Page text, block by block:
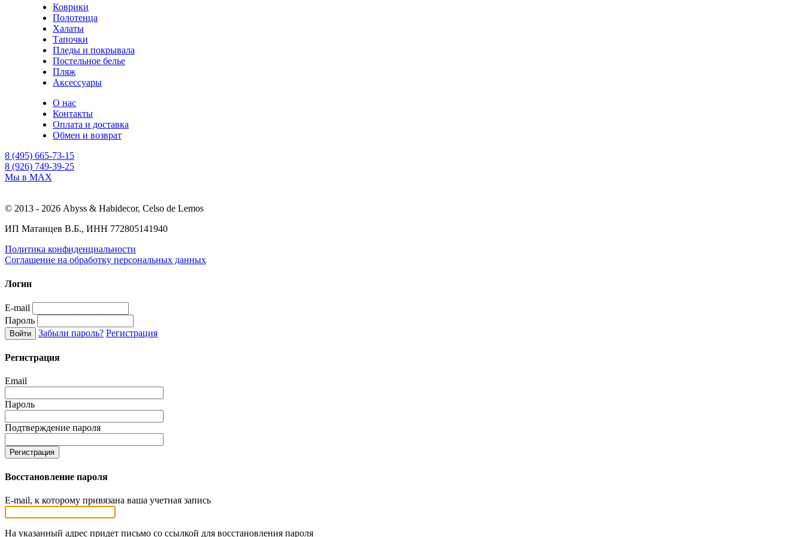
Коврики
Полотенца
Халаты
Тапочки
Пледы и покрывала
Постельное белье
Пляж
Аксессуары
О нас
Контакты
Оплата и доставка
Обмен и возврат
8 (495) 665-73-15
8 (926) 749-39-25
Мы в MAX
© 2013 - 2026 Abyss & Habidecor, Celso de Lemos
ИП Матанцев В.Б., ИНН 772805141940
Политика конфиденциальности
Соглашение на обработку персональных данных
Логин
E-mail
Пароль
Забыли пароль? Регистрация
Регистрация
Email
Пароль
Подтверждение пароля
Восстановление пароля
E-mail, к которому привязана ваша учетная запись
На указанный адрес придет письмо со ссылкой для восстановления пароля